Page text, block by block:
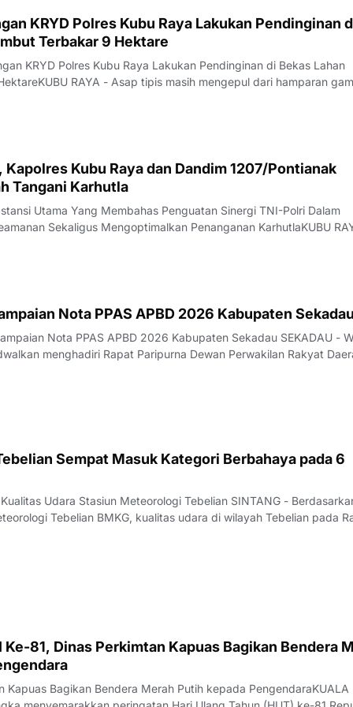
KRYD Polres Kubu Raya Lakukan Pendinginan
Terbakar 9 Hektare
KRYD Polres Kubu Raya Lakukan Pendinginan di Bekas Lahan
RAYA - Asap tipis masih mengepul dari hamparan
Rasau Jaya, Desa Kuala Dua, Kecamatan Sungai Raya, Kamis
Kubu Raya dan Dandim 1207/Pontianak
Tangani Karhutla
Utama Yang Membahas Penguatan Sinergi TNI-Polri Dalam
Sekaligus Mengoptimalkan Penanganan KarhutlaKUBU
lahan (karhutla) masih menjadi pekerjaan besar di Kabupaten
Nota PPAS APBD 2026 Kabupaten
Nota PPAS APBD 2026 Kabupaten Sekadau SEKADAU -
menghadiri Rapat Paripurna Dewan Perwakilan Rakyat
dengan agenda penyampaian Nota Kebijakan Umum
Sempat Masuk Kategori Berbahaya pada 6
Udara Stasiun Meteorologi Tebelian SINTANG -
Tebelian BMKG, kualitas udara di wilayah Tebelian pada
berada pada kategori BAIK hingga BERBAHAYA.Data pantauan
Ke-81, Dinas Perkimtan Kapuas Bagikan Bendera
Kapuas Bagikan Bendera Merah Putih kepada PengendaraKUALA